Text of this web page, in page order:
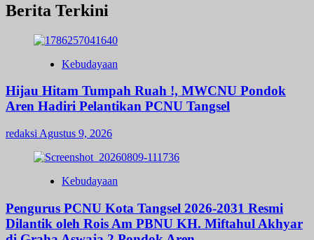
Berita Terkini
Kebudayaan
Hijau Hitam Tumpah Ruah !, MWCNU Pondok
Aren Hadiri Pelantikan PCNU Tangsel
redaksi Agustus 9, 2026
Kebudayaan
Pengurus PCNU Kota Tangsel 2026-2031 Resmi
Dilantik oleh Rois Am PBNU KH. Miftahul Akhyar